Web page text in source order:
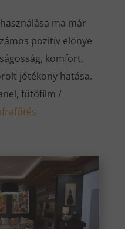
ma már
pozitív előnye
komfort,
jótékony hatása.
fűtőfilm /